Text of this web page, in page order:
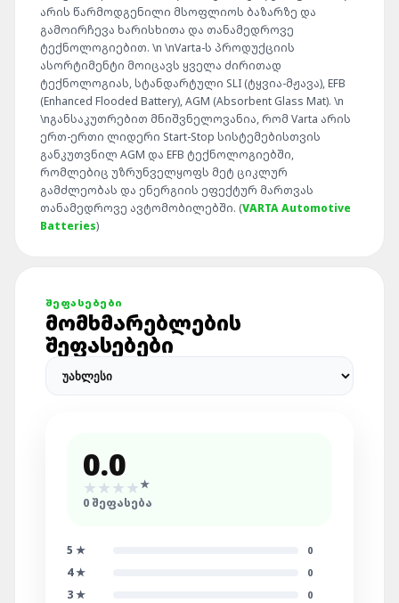
არის წარმოდგენილი მსოფლიოს ბაზარზე და
გამოირჩევა ხარისხითა და თანამედროვე
ტექნოლოგიებით. \n \nVarta-ს პროდუქციის
ასორტიმენტი მოიცავს ყველა ძირითად
ტექნოლოგიას, სტანდარტული SLI (ტყვია-მჟავა), EFB
(Enhanced Flooded Battery), AGM (Absorbent Glass Mat). \n
\nგანსაკუთრებით მნიშვნელოვანია, რომ Varta არის
ერთ-ერთი ლიდერი Start-Stop სისტემებისთვის
განკუთვნილ AGM და EFB ტექნოლოგიებში,
რომლებიც უზრუნველყოფს მეტ ციკლურ
გამძლეობას და ენერგიის ეფექტურ მართვას
თანამედროვე ავტომობილებში. (VARTA Automotive
Batteries)
ᲨᲔᲤᲐᲡᲔᲑᲔᲑᲘ
ᲛᲝᲛᲮᲛᲐᲠᲔᲑᲚᲔᲑᲘᲡ
ᲨᲔᲤᲐᲡᲔᲑᲔᲑᲘ
0.0
★★★★★
0ᲨᲔᲤᲐᲡᲔᲑᲐ
5 ★ 0
4★ 0
3★ 0